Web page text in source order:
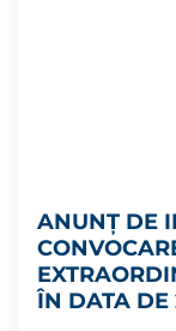
ANUNȚ DE
ÎN DATA DE